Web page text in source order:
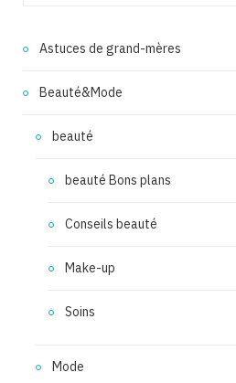
Astuces de grand-mères
Beauté&Mode
beauté
beauté Bons plans
Conseils beauté
Make-up
Soins
Mode